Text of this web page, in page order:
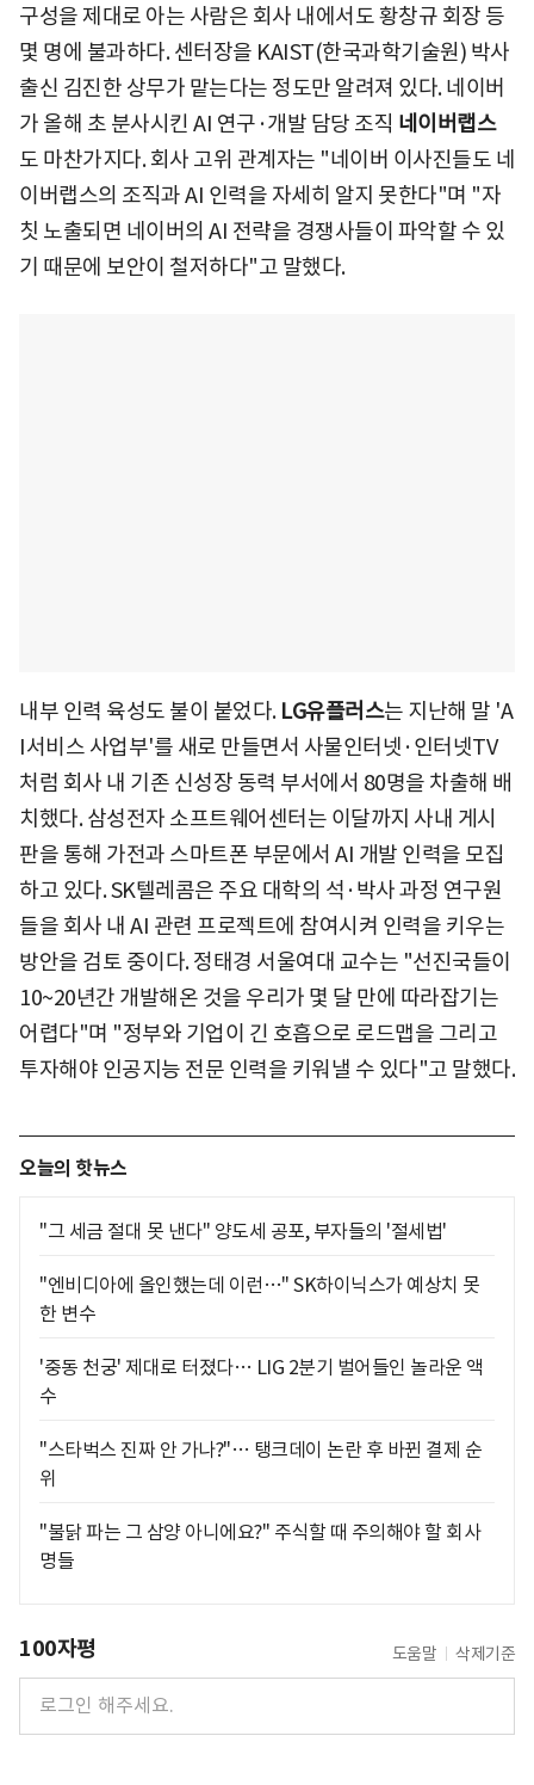
구성을 제대로 아는 사람은 회사 내에서도 황창규 회장 등
몇 명에 불과하다. 센터장을 KAIST(한국과학기술원) 박사
출신 김진한 상무가 맡는다는 정도만 알려져 있다. 네이버
가 올해 초 분사시킨 AI 연구·개발 담당 조직 네이버랩스
도 마찬가지다. 회사 고위 관계자는 "네이버 이사진들도 네
이버랩스의 조직과 AI 인력을 자세히 알지 못한다"며 "자
칫 노출되면 네이버의 AI 전략을 경쟁사들이 파악할 수 있
기 때문에 보안이 철저하다"고 말했다.
내부 인력 육성도 불이 붙었다. LG유플러스는 지난해 말 'A
I서비스 사업부'를 새로 만들면서 사물인터넷·인터넷TV
처럼 회사 내 기존 신성장 동력 부서에서 80명을 차출해 배
치했다. 삼성전자 소프트웨어센터는 이달까지 사내 게시
판을 통해 가전과 스마트폰 부문에서 AI 개발 인력을 모집
하고 있다. SK텔레콤은 주요 대학의 석·박사 과정 연구원
들을 회사 내 AI 관련 프로젝트에 참여시켜 인력을 키우는
방안을 검토 중이다. 정태경 서울여대 교수는 "선진국들이
10~20년간 개발해온 것을 우리가 몇 달 만에 따라잡기는
어렵다"며 "정부와 기업이 긴 호흡으로 로드맵을 그리고
투자해야 인공지능 전문 인력을 키워낼 수 있다"고 말했다.
오늘의 핫뉴스
"그 세금 절대 못 낸다" 양도세 공포, 부자들의 '절세법'
"엔비디아에 올인했는데 이런…" SK하이닉스가 예상치 못
한 변수
'중동 천궁' 제대로 터졌다… LIG 2분기 벌어들인 놀라운 액
수
"스타벅스 진짜 안 가나?"… 탱크데이 논란 후 바뀐 결제 순
위
"불닭 파는 그 삼양 아니에요?" 주식할 때 주의해야 할 회사
명들
100자평 도움말 삭제기준